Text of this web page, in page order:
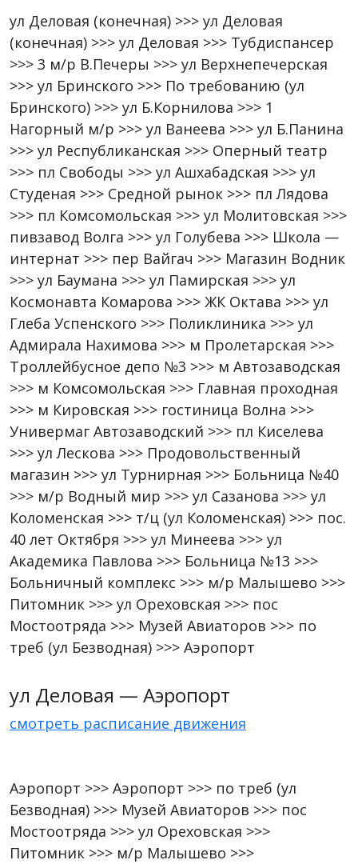
ул Деловая (конечная) >>> ул Деловая
(конечная) >>> ул Деловая >>> Тубдиспансер
>>> 3 м/р В.Печеры >>> ул Верхнепечерская
>>> ул Бринского >>> По требованию (ул
Бринского) >>> ул Б.Корнилова >>> 1
Нагорный м/р >>> ул Ванеева >>> ул Б.Панина
>>> ул Республиканская >>> Оперный театр
>>> пл Свободы >>> ул Ашхабадская >>> ул
Студеная >>> Средной рынок >>> пл Лядова
>>> пл Комсомольская >>> ул Молитовская >>>
пивзавод Волга >>> ул Голубева >>> Школа —
интернат >>> пер Вайгач >>> Магазин Водник
>>> ул Баумана >>> ул Памирская >>> ул
Космонавта Комарова >>> ЖК Октава >>> ул
Глеба Успенского >>> Поликлиника >>> ул
Адмирала Нахимова >>> м Пролетарская >>>
Троллейбусное депо №3 >>> м Автозаводская
>>> м Комсомольская >>> Главная проходная
>>> м Кировская >>> гостиница Волна >>>
Универмаг Автозаводский >>> пл Киселева
>>> ул Лескова >>> Продовольственный
магазин >>> ул Турнирная >>> Больница №40
>>> м/р Водный мир >>> ул Сазанова >>> ул
Коломенская >>> т/ц (ул Коломенская) >>> пос.
40 лет Октября >>> ул Минеева >>> ул
Академика Павлова >>> Больница №13 >>>
Больничный комплекс >>> м/р Малышево >>>
Питомник >>> ул Ореховская >>> пос
Мостоотряда >>> Музей Авиаторов >>> по
треб (ул Безводная) >>> Аэропорт
ул Деловая — Аэропорт
смотреть расписание движения
Аэропорт >>> Аэропорт >>> по треб (ул
Безводная) >>> Музей Авиаторов >>> пос
Мостоотряда >>> ул Ореховская >>>
Питомник >>> м/р Малышево >>>